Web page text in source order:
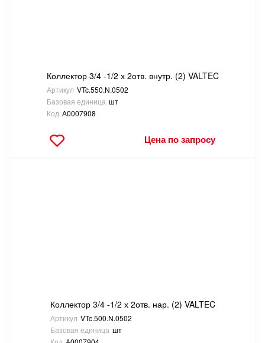
Коллектор 3/4 -1/2 х 2отв. внутр. (2) VALTEC
Артикул VTc.550.N.0502
Базовая единица шт
Код А0007908
Цена по запросу
Коллектор 3/4 -1/2 х 2отв. нар. (2) VALTEC
Артикул VTc.500.N.0502
Базовая единица шт